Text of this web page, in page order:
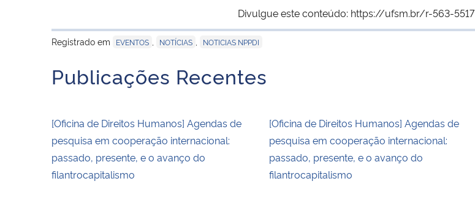
Divulgue este conteúdo: https://ufsm.br/r-563-5517
Registrado em
EVENTOS NOTÍCIAS NOTICIAS NPPDI
Publicações Recentes
[Oficina de Direitos Humanos] Agendas de
pesquisa em cooperação internacional:
passado, presente, e o avanço do
filantrocapitalismo
[Oficina de Direitos Humanos] Agendas de
pesquisa em cooperação internacional:
passado, presente, e o avanço do
filantrocapitalismo